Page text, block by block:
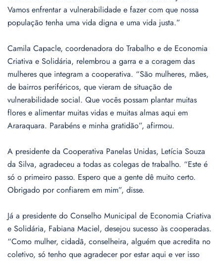
Vamos enfrentar a vulnerabilidade e fazer com que nossa
população tenha uma vida digna e uma vida justa.”
Camila Capacle, coordenadora do Trabalho e de Economia
Criativa e Solidária, relembrou a garra e a coragem das
mulheres que integram a cooperativa. “São mulheres, mães,
de bairros periféricos, que vieram de situação de
vulnerabilidade social. Que vocês possam plantar muitas
flores e alimentar muitas vidas e muitas almas aqui em
Araraquara. Parabéns e minha gratidão”, afirmou.
A presidente da Cooperativa Panelas Unidas, Letícia Souza
da Silva, agradeceu a todas as colegas de trabalho. “Este é
só o primeiro passo. Espero que a gente dê muito certo.
Obrigado por confiarem em mim”, disse.
Já a presidente do Conselho Municipal de Economia Criativa
e Solidária, Fabiana Maciel, desejou sucesso às cooperadas.
“Como mulher, cidadã, conselheira, alguém que acredita no
coletivo, só tenho que agradecer por estar aqui e ver isso